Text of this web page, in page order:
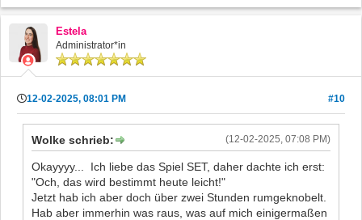
Estela
Administrator*in
12-02-2025, 08:01 PM #10
(12-02-2025, 07:08 PM)
Wolke schrieb:
Okayyyy... Ich liebe das Spiel SET, daher dachte ich erst:
"Och, das wird bestimmt heute leicht!"
Jetzt hab ich aber doch über zwei Stunden rumgeknobelt.
Hab aber immerhin was raus, was auf mich einigermaßen